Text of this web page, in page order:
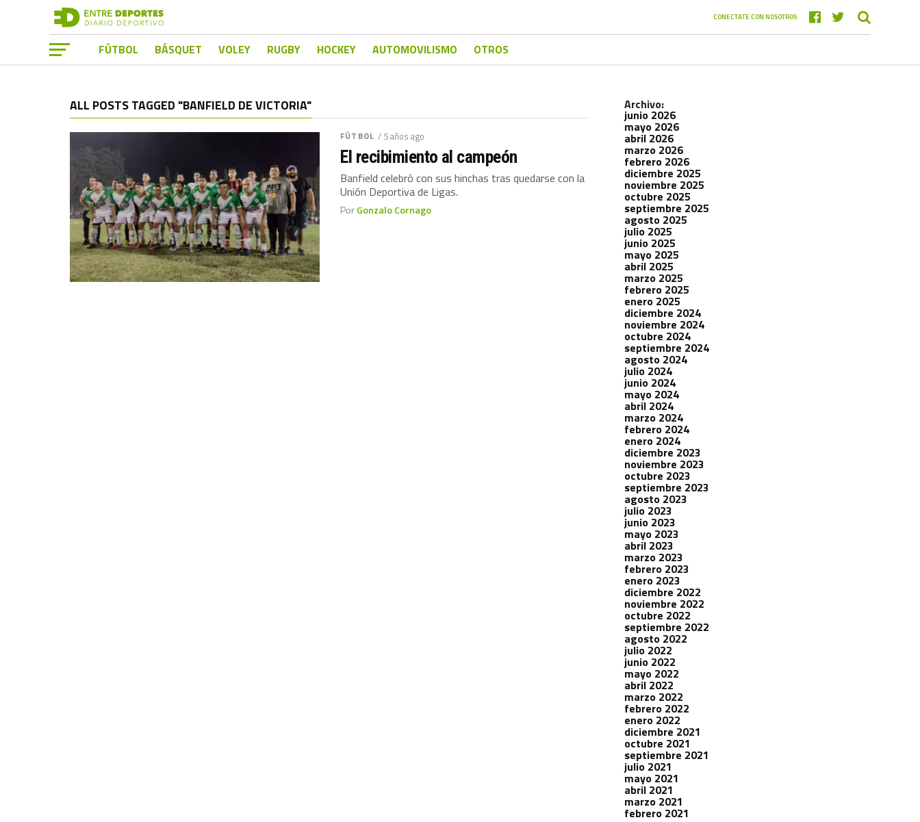
CONECTATE CON NOSOTROS
FÚTBOL BÁSQUET VOLEY RUGBY HOCKEY AUTOMOVILISMO OTROS
ALL POSTS TAGGED "BANFIELD DE VICTORIA"
FÚTBOL / 5 años ago
El recibimiento al campeón
Banfield celebró con sus hinchas tras quedarse con la
Unión Deportiva de Ligas.
PorGonzalo Cornago
Archivo:
junio 2026
mayo 2026
abril 2026
marzo 2026
febrero 2026
diciembre 2025
noviembre 2025
octubre 2025
septiembre 2025
agosto 2025
julio 2025
junio 2025
mayo 2025
abril 2025
marzo 2025
febrero 2025
enero 2025
diciembre 2024
noviembre 2024
octubre 2024
septiembre 2024
agosto 2024
julio 2024
junio 2024
mayo 2024
abril 2024
marzo 2024
febrero 2024
enero 2024
diciembre 2023
noviembre 2023
octubre 2023
septiembre 2023
agosto 2023
julio 2023
junio 2023
mayo 2023
abril 2023
marzo 2023
febrero 2023
enero 2023
diciembre 2022
noviembre 2022
octubre 2022
septiembre 2022
agosto 2022
julio 2022
junio 2022
mayo 2022
abril 2022
marzo 2022
febrero 2022
enero 2022
diciembre 2021
octubre 2021
septiembre 2021
julio 2021
mayo 2021
abril 2021
marzo 2021
febrero 2021